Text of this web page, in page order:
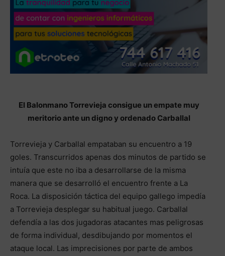
El Balonmano Torrevieja consigue un empate muy
meritorio ante un digno y ordenado Carballal
Torrevieja y Carballal empataban su encuentro a 19
goles. Transcurridos apenas dos minutos de partido se
intuía que este no iba a desarrollarse de la misma
manera que se desarrolló el encuentro frente a La
Roca. La disposición táctica del equipo gallego impedía
a Torrevieja desplegar su habitual juego. Carballal
defendía a las dos jugadoras atacantes mas peligrosas
de forma individual, desdibujando por momentos el
ataque local. Las imprecisiones por parte de ambos